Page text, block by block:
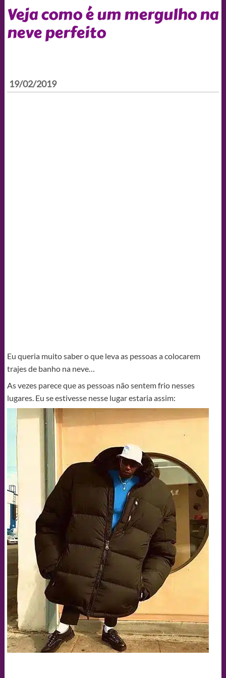
Veja como é um mergulho na
neve perfeito
19/02/2019
Eu queria muito saber o que leva as pessoas a colocarem
trajes de banho na neve…
As vezes parece que as pessoas não sentem frio nesses
lugares. Eu se estivesse nesse lugar estaria assim: